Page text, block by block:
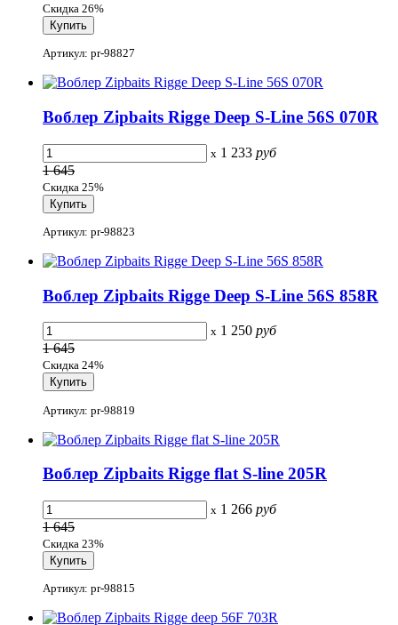
Скидка 26%
Артикул: pr-98827
Воблер Zipbaits Rigge Deep S-Line 56S 070R
x 1 233 руб
1 645
Скидка 25%
Артикул: pr-98823
Воблер Zipbaits Rigge Deep S-Line 56S 858R
x 1 250 руб
1 645
Скидка 24%
Артикул: pr-98819
Воблер Zipbaits Rigge flat S-line 205R
x 1 266 руб
1 645
Скидка 23%
Артикул: pr-98815